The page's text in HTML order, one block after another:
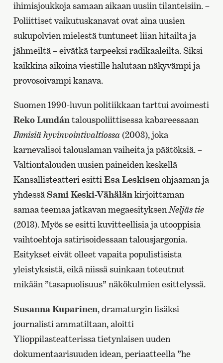
ihimisjoukkoja samaan aikaan uusiin tilanteisiin. –
Poliittiset vaikutuskanavat ovat aina uusien
sukupolvien mielestä tuntuneet liian hitailta ja
jähmeiltä – eivätkä tarpeeksi radikaaleilta. Siksi
kaikkina aikoina viestille halutaan näkyvämpi ja
provosoivampi kanava.
Suomen 1990-luvun politiikkaan tarttui avoimesti
Reko Lundántalouspoliittisessa kabareessaan
Ihmisiä hyvinvointivaltiossa(2003), joka
karnevalisoi talouslaman vaiheita ja päätöksiä. –
Valtiontalouden uusien paineiden keskellä
Kansallisteatteri esittiEsa Leskisenohjaaman ja
yhdessäSami Keski-Vähälänkirjoittaman
samaa teemaa jatkavan megaesityksenNeljäs tie
(2013). Myös se esitti kuvitteellisia ja utooppisia
vaihtoehtoja satirisoidessaan talousjargonia.
Esitykset eivät olleet vapaita populistisista
yleistyksistä, eikä niissä suinkaan toteutnut
mikään ”tasapuolisuus” näkökulmien esittelyssä.
Susanna Kuparinen, dramaturgin lisäksi
journalisti ammatiltaan, aloitti
Ylioppilasteatterissa tietynlaisen uuden
dokumentaarisuuden idean, periaatteella ”he